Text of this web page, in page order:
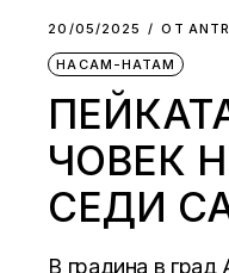
20/05/2025 ОТ
НАСАМ-НАТАМ
ЧОВЕК
СЕДИ
В градина в град